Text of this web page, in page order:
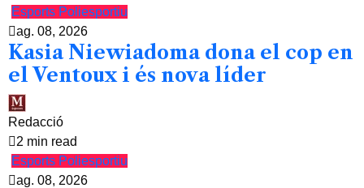
Esports Poliesportiu
ag. 08, 2026
Kasia Niewiadoma dona el cop en
el Ventoux i és nova líder
Redacció
2 min read
Esports Poliesportiu
ag. 08, 2026